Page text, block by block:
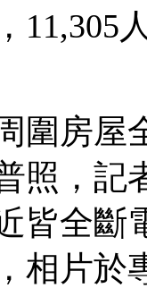
11,305
圍房屋
照，記
皆全斷
相片於